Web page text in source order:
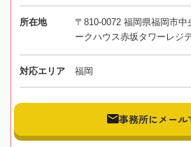
所在地
〒810-0072 福岡県福岡市
ークハウス赤坂タワーレジ
対応エリア 福岡
事務所にメール